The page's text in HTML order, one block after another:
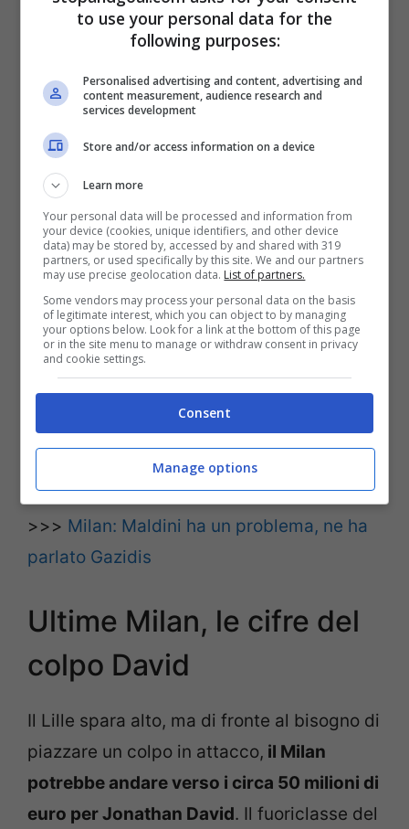
Milan, perché David è un obiettivo di
Come riportano dalla Spagna, infatti,
figura anche il nome del Milan tra le
pretendenti dell’asso canadese che lo ha
già comunicato al Lille: vuole giocare la
Champions League. Competizione che,
almeno per il momento, il club transalpino
non può permettergli e non è il PSG ad
andare su di lui, sarà un club straniero
rispetto a quello francese. Il Milan è in
lizza, a caccia di un centravanti da tali
caratteristiche, esplosivo come Rafael
Leao.
POTREBBE INTERESSARTI ANCHE
>>> Milan: Maldini ha un problema, ne ha
parlato Gazidis
Ultime Milan, le cifre del
colpo David
Il Lille spara alto, ma di fronte al bisogno di
piazzare un colpo in attacco, il Milan
potrebbe andare verso i circa 50 milioni di
euro per Jonathan David. Il fuoriclasse del
to use your personal data for the
following purposes:
Personalised advertising and content, advertising and
content measurement, audience research and
services development
Store and/or access information on a device
Learn more
Your personal data will be processed and information from
your device (cookies, unique identifiers, and other device
data) may be stored by, accessed by and shared with 319
partners, or used specifically by this site. We and our partners
may use precise geolocation data. List of partners.
Some vendors may process your personal data on the basis
of legitimate interest, which you can object to by managing
your options below. Look for a link at the bottom of this page
or in the site menu to manage or withdraw consent in privacy
and cookie settings.
Consent
Manage options